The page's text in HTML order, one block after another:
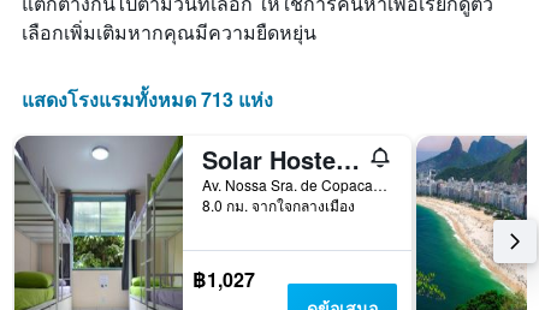
เลือกเพิ่มเติมหากคุณมีความยืดหยุ่น
แสดงโรงแรมทั้งหมด 713 แห่ง
Solar Hostel Beach Copacabana
Av. Nossa Sra. de Copacabana, 1102 - Casa 7, รีโอเดจาเนโร, บราซิล
8.0 กม. จากใจกลางเมือง
฿1,027